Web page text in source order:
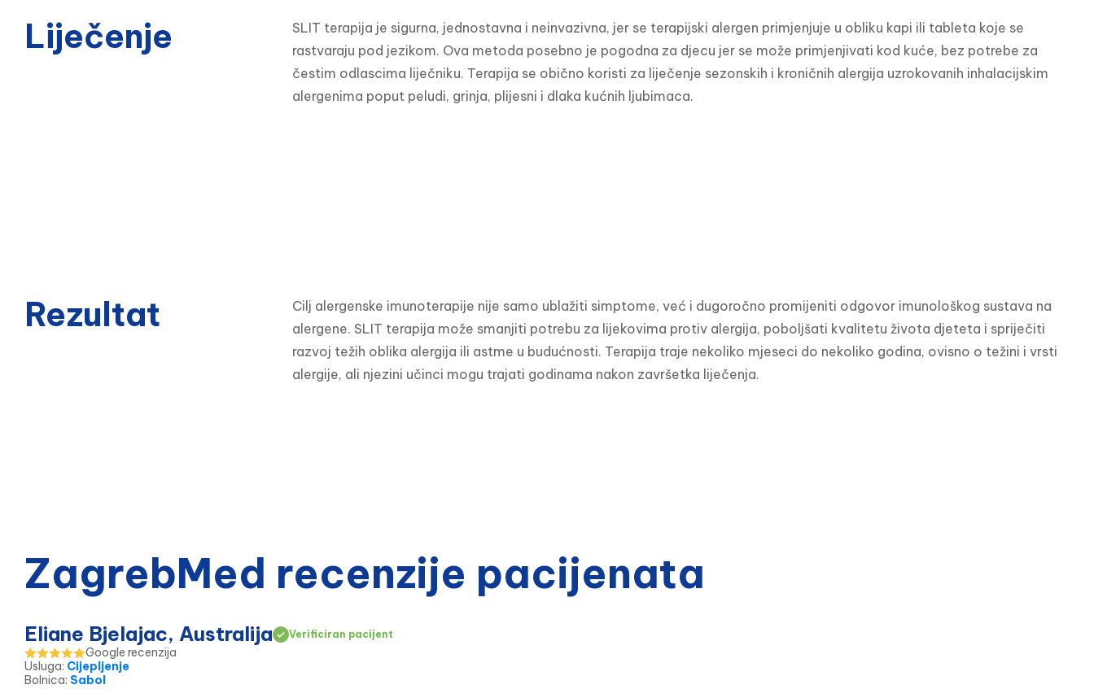
Liječenje
SLIT terapija je sigurna, jednostavna i neinvazivna, jer se terapijski alergen primjenjuje u obliku kapi ili tableta koje se
rastvaraju pod jezikom. Ova metoda posebno je pogodna za djecu jer se može primjenjivati kod kuće, bez potrebe za
čestim odlascima liječniku. Terapija se obično koristi za liječenje sezonskih i kroničnih alergija uzrokovanih inhalacijskim
alergenima poput peludi, grinja, plijesni i dlaka kućnih ljubimaca.
Rezultat
Cilj alergenske imunoterapije nije samo ublažiti simptome, već i dugoročno promijeniti odgovor imunološkog sustava na
alergene. SLIT terapija može smanjiti potrebu za lijekovima protiv alergija, poboljšati kvalitetu života djeteta i spriječiti
razvoj težih oblika alergija ili astme u budućnosti. Terapija traje nekoliko mjeseci do nekoliko godina, ovisno o težini i vrsti
alergije, ali njezini učinci mogu trajati godinama nakon završetka liječenja.
ZagrebMed recenzije pacijenata
Eliane Bjelajac, Australija Verificiran pacijent
Google recenzija
Usluga: Cijepljenje
Bolnica: Sabol